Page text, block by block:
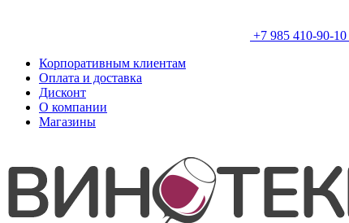
+7 985 410-90-10
Корпоративным клиентам
Оплата и доставка
Дисконт
О компании
Магазины